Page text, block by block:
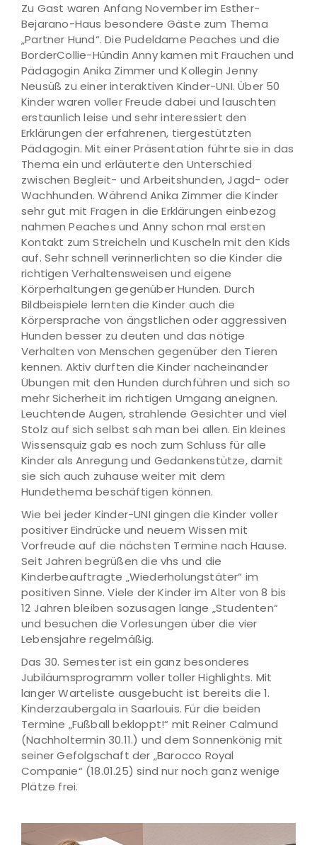
Zu Gast waren Anfang November im Esther-
Bejarano-Haus besondere Gäste zum Thema
„Partner Hund“. Die Pudeldame Peaches und die
BorderCollie-Hündin Anny kamen mit Frauchen und
Pädagogin Anika Zimmer und Kollegin Jenny
Neusüß zu einer interaktiven Kinder-UNI. Über 50
Kinder waren voller Freude dabei und lauschten
erstaunlich leise und sehr interessiert den
Erklärungen der erfahrenen, tiergestützten
Pädagogin. Mit einer Präsentation führte sie in das
Thema ein und erläuterte den Unterschied
zwischen Begleit- und Arbeitshunden, Jagd- oder
Wachhunden. Während Anika Zimmer die Kinder
sehr gut mit Fragen in die Erklärungen einbezog
nahmen Peaches und Anny schon mal ersten
Kontakt zum Streicheln und Kuscheln mit den Kids
auf. Sehr schnell verinnerlichten so die Kinder die
richtigen Verhaltensweisen und eigene
Körperhaltungen gegenüber Hunden. Durch
Bildbeispiele lernten die Kinder auch die
Körpersprache von ängstlichen oder aggressiven
Hunden besser zu deuten und das nötige
Verhalten von Menschen gegenüber den Tieren
kennen. Aktiv durften die Kinder nacheinander
Übungen mit den Hunden durchführen und sich so
mehr Sicherheit im richtigen Umgang aneignen.
Leuchtende Augen, strahlende Gesichter und viel
Stolz auf sich selbst sah man bei allen. Ein kleines
Wissensquiz gab es noch zum Schluss für alle
Kinder als Anregung und Gedankenstütze, damit
sie sich auch zuhause weiter mit dem
Hundethema beschäftigen können.
Wie bei jeder Kinder-UNI gingen die Kinder voller
positiver Eindrücke und neuem Wissen mit
Vorfreude auf die nächsten Termine nach Hause.
Seit Jahren begrüßen die vhs und die
Kinderbeauftragte „Wiederholungstäter“ im
positiven Sinne. Viele der Kinder im Alter von 8 bis
12 Jahren bleiben sozusagen lange „Studenten“
und besuchen die Vorlesungen über die vier
Lebensjahre regelmäßig.
Das 30. Semester ist ein ganz besonderes
Jubiläumsprogramm voller toller Highlights. Mit
langer Warteliste ausgebucht ist bereits die 1.
Kinderzaubergala in Saarlouis. Für die beiden
Termine „Fußball bekloppt!“ mit Reiner Calmund
(Nachholtermin 30.11.) und dem Sonnenkönig mit
seiner Gefolgschaft der „Barocco Royal
Companie“ (18.01.25) sind nur noch ganz wenige
Plätze frei.